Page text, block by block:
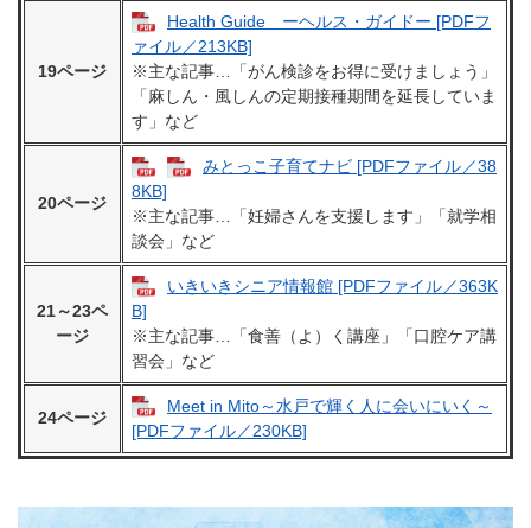
19ページ
Health Guide ーヘルス・ガイドー [PDFフ
ァイル／213KB]
※主な記事…「がん検診をお得に受けましょう」
「麻しん・風しんの定期接種期間を延長していま
す」など
20ページ
みとっこ子育てナビ [PDFファイル／38
8KB]
※主な記事…「妊婦さんを支援します」「就学相
談会」など
21～23ペ
ージ
いきいきシニア情報館 [PDFファイル／363K
B]
※主な記事…「食善（よ）く講座」「口腔ケア講
習会」など
24ページ
Meet in Mito～水戸で輝く人に会いにいく～
[PDFファイル／230KB]